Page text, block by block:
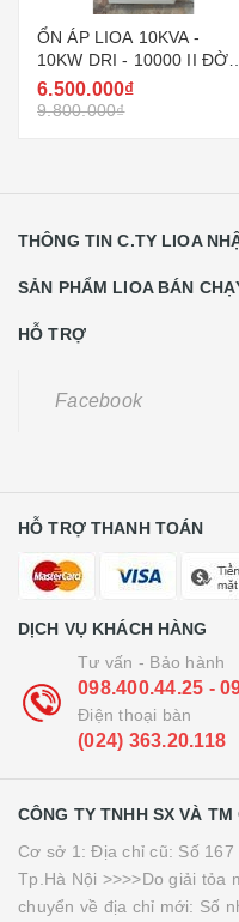
ỔN ÁP LIOA 10KVA -
10KW DRI - 10000 II ĐỜI
MỚI NHẤT 2022 - 2023
DÂY ĐỒNG 100%
6.500.000₫
9.800.000₫
THÔNG TIN C.TY LIOA
SẢN PHẨM LIOA BÁN
HỖ TRỢ
Facebook
HỖ TRỢ THANH TOÁN
DỊCH VỤ KHÁCH HÀNG
Tư vấn - Bảo hành
098.400.44.25 -
Điện thoại bàn
(024) 363.20.118
CÔNG TY TNHH SX VÀ
Cơ sở 1: Địa chỉ cũ: Số
Tp.Hà Nội >>>>Do giải tỏa
chuyển về địa chỉ mới: Số